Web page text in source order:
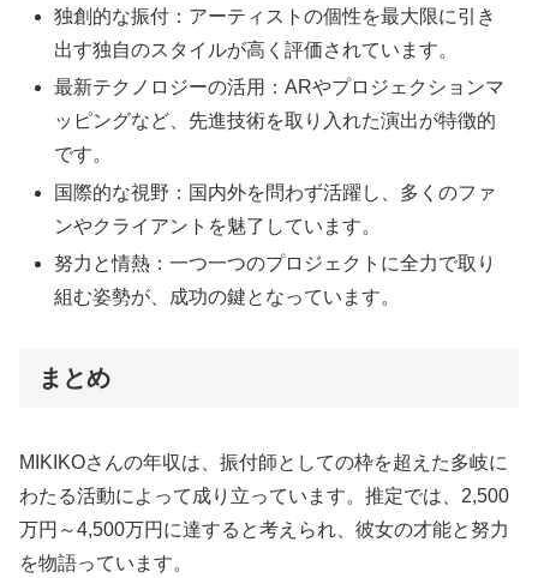
独創的な振付：アーティストの個性を最大限に引き
出す独自のスタイルが高く評価されています。
最新テクノロジーの活用：ARやプロジェクションマ
ッピングなど、先進技術を取り入れた演出が特徴的
です。
国際的な視野：国内外を問わず活躍し、多くのファ
ンやクライアントを魅了しています。
努力と情熱：一つ一つのプロジェクトに全力で取り
組む姿勢が、成功の鍵となっています。
まとめ
MIKIKOさんの年収は、振付師としての枠を超えた多岐に
わたる活動によって成り立っています。推定では、2,500
万円～4,500万円に達すると考えられ、彼女の才能と努力
を物語っています。